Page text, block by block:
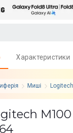
Миші Logitech
Характеристики